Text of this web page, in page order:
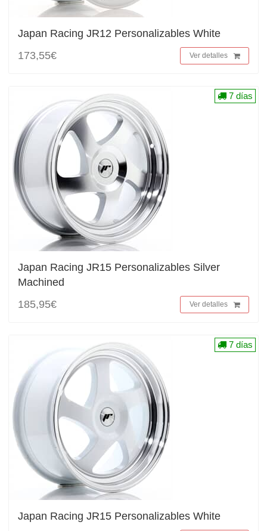
Japan Racing JR12 Personalizables White
173,55€
Ver detalles
Japan Racing JR15 Personalizables Silver
Machined
185,95€
Ver detalles
7 días
Japan Racing JR15 Personalizables White
7 días